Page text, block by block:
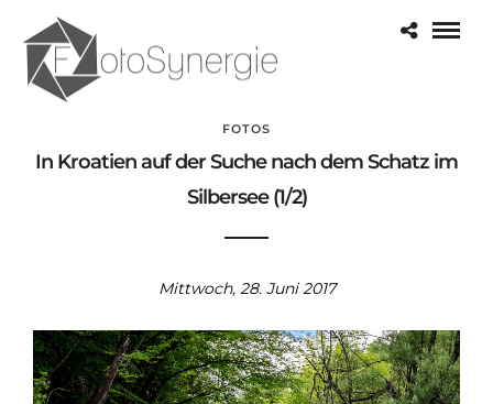
FOTOS
In Kroatien auf der Suche nach dem Schatz im
Silbersee (1/2)
Mittwoch, 28. Juni 2017